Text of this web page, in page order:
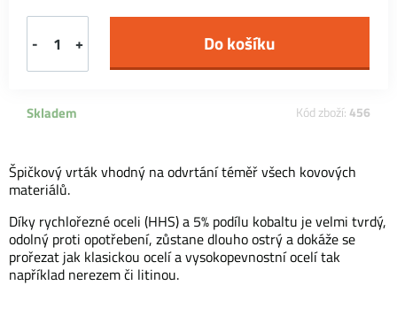
- +
Skladem Kód zboží: 456
Špičkový vrták vhodný na odvrtání téměř všech kovových
materiálů.
Díky rychlořezné oceli (HHS) a 5% podílu kobaltu je velmi tvrdý,
odolný proti opotřebení, zůstane dlouho ostrý a dokáže se
prořezat jak klasickou ocelí a vysokopevnostní ocelí tak
například nerezem či litinou.